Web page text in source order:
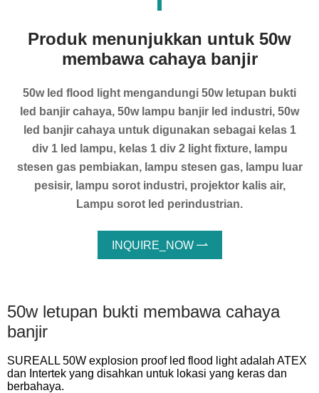
Produk menunjukkan untuk 50w
membawa cahaya banjir
50w led flood light mengandungi 50w letupan bukti
led banjir cahaya, 50w lampu banjir led industri, 50w
led banjir cahaya untuk digunakan sebagai kelas 1
div 1 led lampu, kelas 1 div 2 light fixture, lampu
stesen gas pembiakan, lampu stesen gas, lampu luar
pesisir, lampu sorot industri, projektor kalis air,
Lampu sorot led perindustrian.
INQUIRE_NOW 
50w letupan bukti membawa cahaya
banjir
SUREALL 50W explosion proof led flood light adalah ATEX
dan Intertek yang disahkan untuk lokasi yang keras dan
berbahaya.